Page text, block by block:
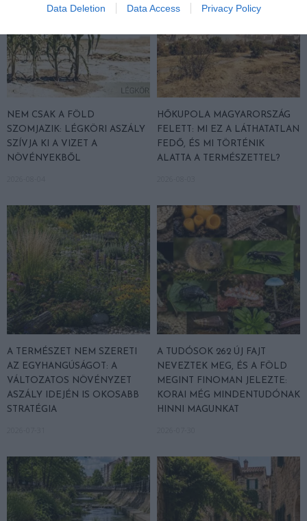
Data Deletion Data Access Privacy Policy
NEM CSAK A FÖLD
SZOMJAZIK: LÉGKÖRI ASZÁLY
SZÍVJA KI A VIZET A
NÖVÉNYEKBŐL
HŐKUPOLA MAGYARORSZÁG
FELETT: MI EZ A LÁTHATATLAN
FEDŐ, ÉS MI TÖRTÉNIK
ALATTA A TERMÉSZETTEL?
A TERMÉSZET NEM SZERETI
AZ EGYHANGÚSÁGOT: A
VÁLTOZATOS NÖVÉNYZET
ASZÁLY IDEJÉN IS OKOSABB
STRATÉGIA
A TUDÓSOK 262 ÚJ FAJT
NEVEZTEK MEG, ÉS A FÖLD
MEGINT FINOMAN JELEZTE:
KORAI MÉG MINDENTUDÓNAK
HINNI MAGUNKAT